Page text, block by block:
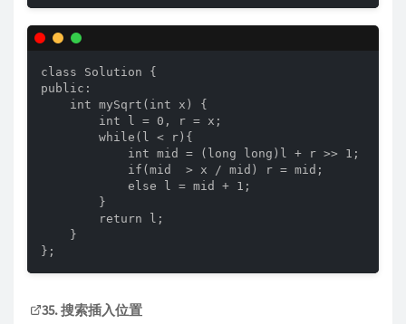
class Solution {
public:
    int mySqrt(int x) {
        int l = 0, r = x;
        while(l < r){
            int mid = (long long)l + r >> 1;
            if(mid  > x / mid) r = mid;
            else l = mid + 1;
        }
        return l;
    }
};
35. 搜索插入位置